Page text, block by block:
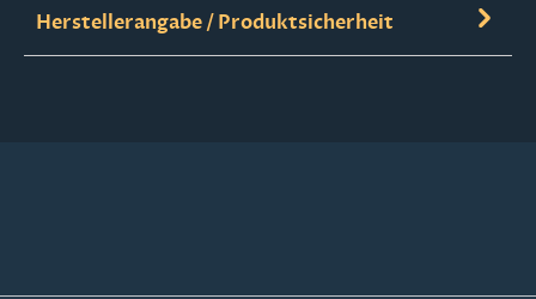
Herstellerangabe / Produktsicherheit